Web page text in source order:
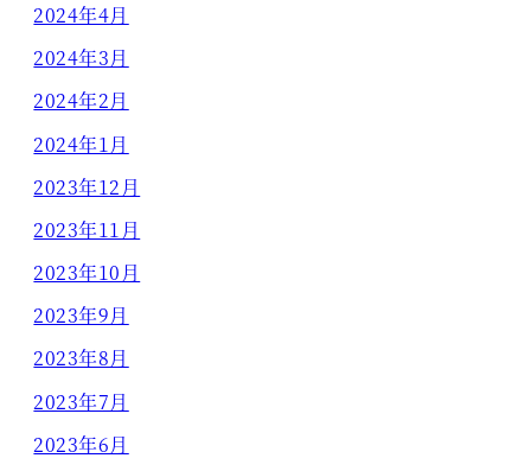
2024年4月
2024年3月
2024年2月
2024年1月
2023年12月
2023年11月
2023年10月
2023年9月
2023年8月
2023年7月
2023年6月